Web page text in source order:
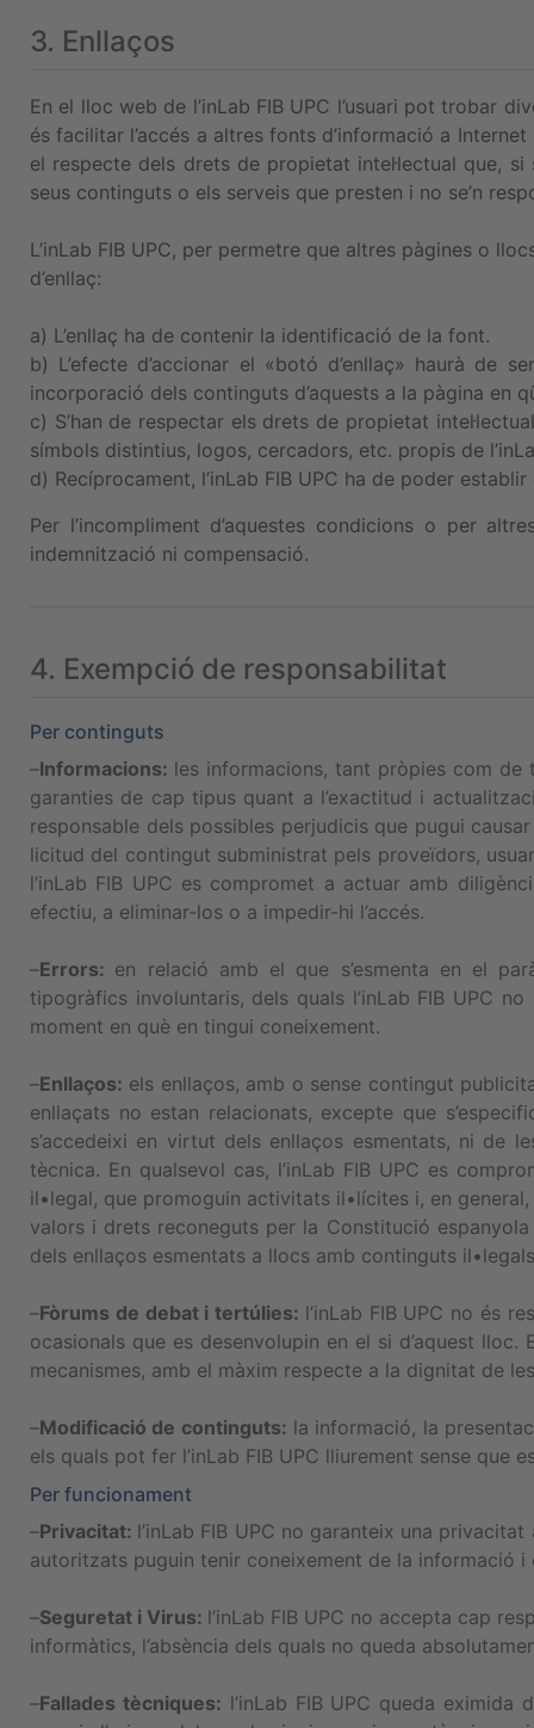
3. Enllaços
En el lloc web de l’inLab FIB UPC l’usuari pot trobar
és facilitar l’accés a altres fonts d’informació a
el respecte dels drets de propietat intel·lectual que, si
seus continguts o els serveis que presten i no se’n
L’inLab FIB UPC, per permetre que altres pàgines o
d’enllaç:
a) L’enllaç ha de contenir la identificació de la font.
b) L’efecte d’accionar el «botó d’enllaç» haurà de
incorporació dels continguts d’aquests a la pàgina en
c) S’han de respectar els drets de propietat
símbols distintius, logos, cercadors, etc. propis de
d) Recíprocament, l’inLab FIB UPC ha de poder
Per l’incompliment d’aquestes condicions o per
indemnització ni compensació.
4. Exempció de responsabilitat
Per continguts
–Informacions: les informacions, tant pròpies com de
garanties de cap tipus quant a l’exactitud i
responsable dels possibles perjudicis que pugui
licitud del contingut subministrat pels proveïdors,
l’inLab FIB UPC es compromet a actuar amb
efectiu, a eliminar-los o a impedir-hi l’accés.
–Errors: en relació amb el que s’esmenta en el
tipogràfics involuntaris, dels quals l’inLab FIB UPC
moment en què en tingui coneixement.
–Enllaços: els enllaços, amb o sense contingut
enllaçats no estan relacionats, excepte que
s’accedeixi en virtut dels enllaços esmentats, ni de
tècnica. En qualsevol cas, l’inLab FIB UPC es
il•legal, que promoguin activitats il•lícites i, en
valors i drets reconeguts per la Constitució
dels enllaços esmentats a llocs amb continguts
–Fòrums de debat i tertúlies: l’inLab FIB UPC no és
ocasionals que es desenvolupin en el si d’aquest
mecanismes, amb el màxim respecte a la dignitat de
–Modificació de continguts: la informació, la
els quals pot fer l’inLab FIB UPC lliurement sense que
Per funcionament
–Privacitat: l’inLab FIB UPC no garanteix una
autoritzats puguin tenir coneixement de la informació i
–Seguretat i Virus: l’inLab FIB UPC no accepta cap
informàtics, l’absència dels quals no queda
–Fallades tècniques: l’inLab FIB UPC queda